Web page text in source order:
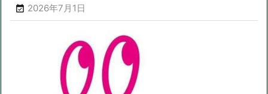
 2026年7月1日